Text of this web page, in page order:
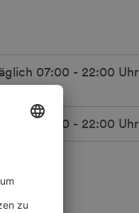
07:00 - 22:00 Uhr
täglich 07:00 - 22:00 Uhr